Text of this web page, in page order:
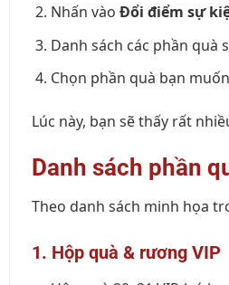
Nhấn vào Đổi điểm sự
Danh sách các phần quà
Chọn phần quà bạn
Lúc này, bạn sẽ thấy rất
Danh sách phần
Theo danh sách minh họa
1. Hộp quà & rương VIP